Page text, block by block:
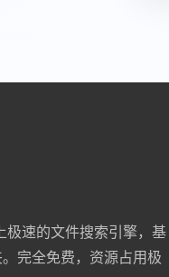
速的文件搜索引擎，基
完全免费，资源占用极